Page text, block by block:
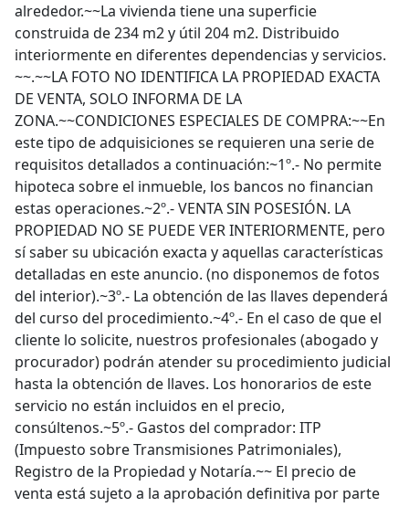
alrededor.~~La vivienda tiene una superficie
construida de 234 m2 y útil 204 m2. Distribuido
interiormente en diferentes dependencias y servicios.
~~.~~LA FOTO NO IDENTIFICA LA PROPIEDAD EXACTA
DE VENTA, SOLO INFORMA DE LA
ZONA.~~CONDICIONES ESPECIALES DE COMPRA:~~En
este tipo de adquisiciones se requieren una serie de
requisitos detallados a continuación:~1º.- No permite
hipoteca sobre el inmueble, los bancos no financian
estas operaciones.~2º.- VENTA SIN POSESIÓN. LA
PROPIEDAD NO SE PUEDE VER INTERIORMENTE, pero
sí saber su ubicación exacta y aquellas características
detalladas en este anuncio. (no disponemos de fotos
del interior).~3º.- La obtención de las llaves dependerá
del curso del procedimiento.~4º.- En el caso de que el
cliente lo solicite, nuestros profesionales (abogado y
procurador) podrán atender su procedimiento judicial
hasta la obtención de llaves. Los honorarios de este
servicio no están incluidos en el precio,
consúltenos.~5º.- Gastos del comprador: ITP
(Impuesto sobre Transmisiones Patrimoniales),
Registro de la Propiedad y Notaría.~~ El precio de
venta está sujeto a la aprobación definitiva por parte